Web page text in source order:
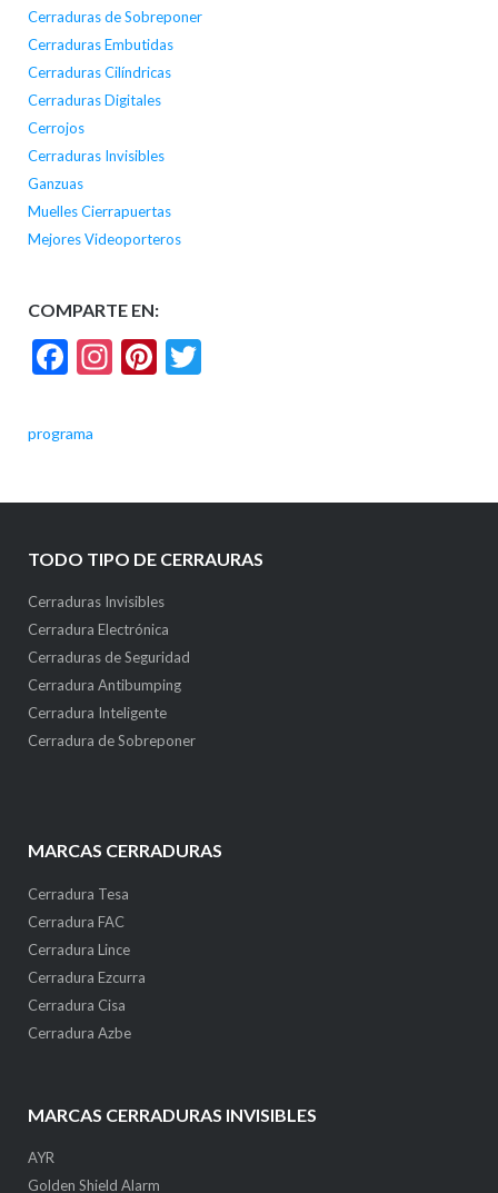
Cerraduras de Sobreponer
Cerraduras Embutidas
Cerraduras Cilíndricas
Cerraduras Digitales
Cerrojos
Cerraduras Invisibles
Ganzuas
Muelles Cierrapuertas
Mejores Videoporteros
COMPARTE EN:
Facebook
Instagram
Pinterest
Twitter
programa
TODO TIPO DE CERRAURAS
Cerraduras Invisibles
Cerradura Electrónica
Cerraduras de Seguridad
Cerradura Antibumping
Cerradura Inteligente
Cerradura de Sobreponer
MARCAS CERRADURAS
Cerradura Tesa
Cerradura FAC
Cerradura Lince
Cerradura Ezcurra
Cerradura Cisa
Cerradura Azbe
MARCAS CERRADURAS INVISIBLES
AYR
Golden Shield Alarm